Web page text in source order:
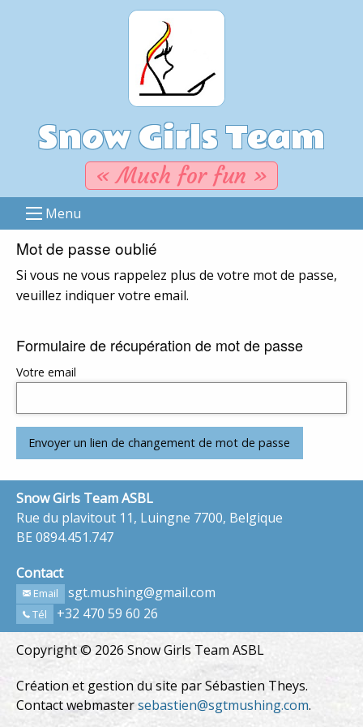
Snow Girls Team
« Mush for fun »
Menu
Mot de passe oublié
Si vous ne vous rappelez plus de votre mot de passe,
veuillez indiquer votre email.
Formulaire de récupération de mot de passe
Votre email
Snow Girls Team ASBL
Rue du plavitout 11, Luingne 7700, Belgique
BE 0894.451.747
Contact
Email sgt.mushing@gmail.com
Tél +32 470 59 60 26
Copyright © 2026 Snow Girls Team ASBL
Création et gestion du site par Sébastien Theys.
Contact webmastersebastien@sgtmushing.com.